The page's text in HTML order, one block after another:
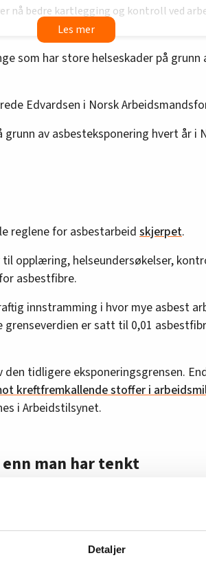
Detaljer
nå bedre kartlegging og kontroll ved
støtter de nye innstrammingene for å
som har store helseskader på grunn
Edvardsen i Norsk
grunn av asbesteksponering hvert år i
reglene for asbestarbeid skjerpet.
opplæring, helseundersøkelser,
asbestfibre.
innstramming i hvor mye asbest
grenseverdien er satt til 0,01
tidligere eksponeringsgrensen.
kreftfremkallende stoffer i
i Arbeidstilsynet.
man har tenkt
riktig gjennomføring, opplæring
ifølge Arbeidstilsynet.